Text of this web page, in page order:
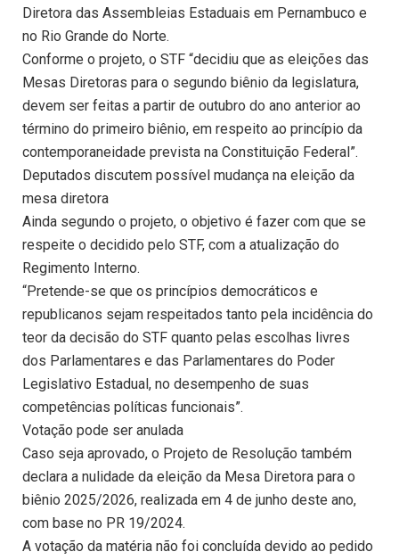
Diretora das Assembleias Estaduais em Pernambuco e
no Rio Grande do Norte.
Conforme o projeto, o STF “decidiu que as eleições das
Mesas Diretoras para o segundo biênio da legislatura,
devem ser feitas a partir de outubro do ano anterior ao
término do primeiro biênio, em respeito ao princípio da
contemporaneidade prevista na Constituição Federal”.
Deputados discutem possível mudança na eleição da
mesa diretora
Ainda segundo o projeto, o objetivo é fazer com que se
respeite o decidido pelo STF, com a atualização do
Regimento Interno.
“Pretende-se que os princípios democráticos e
republicanos sejam respeitados tanto pela incidência do
teor da decisão do STF quanto pelas escolhas livres
dos Parlamentares e das Parlamentares do Poder
Legislativo Estadual, no desempenho de suas
competências políticas funcionais”.
Votação pode ser anulada
Caso seja aprovado, o Projeto de Resolução também
declara a nulidade da eleição da Mesa Diretora para o
biênio 2025/2026, realizada em 4 de junho deste ano,
com base no PR 19/2024.
A votação da matéria não foi concluída devido ao pedido